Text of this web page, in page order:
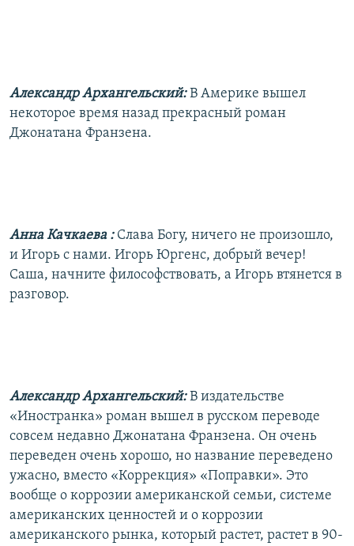
Александр Архангельский: В Америке вышел
некоторое время назад прекрасный роман
Джонатана Франзена.
Анна Качкаева : Слава Богу, ничего не произошло,
и Игорь с нами. Игорь Юргенс, добрый вечер!
Саша, начните философствовать, а Игорь втянется в
разговор.
Александр Архангельский: В издательстве
«Иностранка» роман вышел в русском переводе
совсем недавно Джонатана Франзена. Он очень
переведен очень хорошо, но название переведено
ужасно, вместо «Коррекция» «Поправки». Это
вообще о коррозии американской семьи, системе
американских ценностей и о коррозии
американского рынка, который растет, растет в 90-